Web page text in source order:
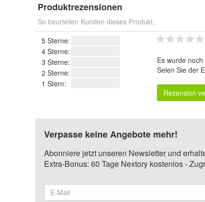
Produktrezensionen
So beurteilen Kunden dieses Produkt.
5 Sterne:
4 Sterne:
3 Sterne:
2 Sterne:
1 Stern:
Es wurde
Seien Sie der
Rezension
Verpasse keine Angebote mehr!
Abonniere jetzt unseren Newsletter und
Extra-Bonus: 60 Tage Nextory kostenlos -